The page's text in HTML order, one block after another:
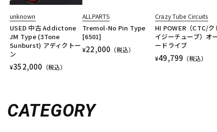
unknown
USED 中古 Addictone
JM Type (3Tone
Sunburst) アディクトー
ン
¥352,000 （税込）
ALLPARTS
Tremol-No Pin Type
[6501]
¥22,000 （税込）
Crazy Tube Circuits
HI POWER（CTC/ク
イジーチューブ）オ
ードライブ
¥49,799 （税込）
CATEGORY